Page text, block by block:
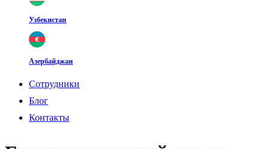
Узбекистан
Азербайджан
Cотрудники
Блог
Контакты